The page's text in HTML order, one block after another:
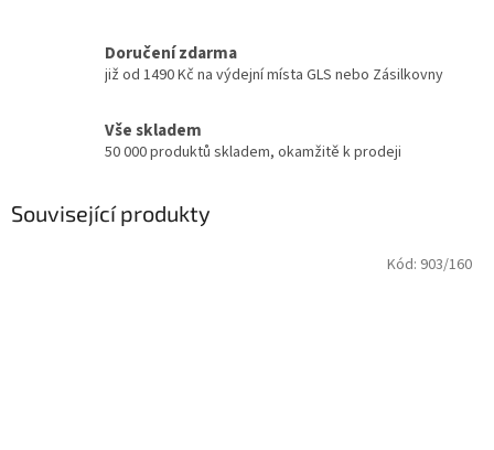
Doručení zdarma
již od 1490 Kč na výdejní místa GLS nebo Zásilkovny
Vše skladem
50 000 produktů skladem, okamžitě k prodeji
Související produkty
Kód: 903/160